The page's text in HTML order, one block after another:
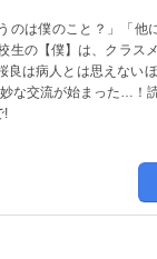
のは僕のこと？」「
生の【僕】は、クラス
良は病人とは思えない
な交流が始まった…！
!